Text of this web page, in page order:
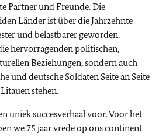
Partner und Freunde. Die
Länder ist über die Jahrzehnte
und belastbarer geworden.
hervorragenden politischen,
Beziehungen, sondern auch
und deutsche Soldaten Seite an Seite
stehen.
uniek succesverhaal voor. Voor het
we 75 jaar vrede op ons continent